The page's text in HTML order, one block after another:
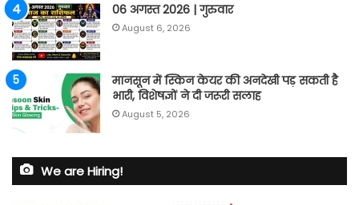
06 अगस्त 2026 | गुरुवार
August 6, 2026
मानसून में स्किन केयर की अनदेखी पड़ सकती है
भारी, विशेषज्ञों ने दी जरूरी सलाह
August 5, 2026
We are Hiring!